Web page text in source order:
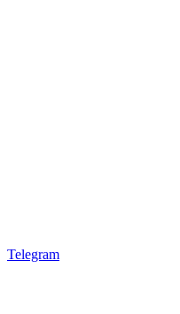
Telegram